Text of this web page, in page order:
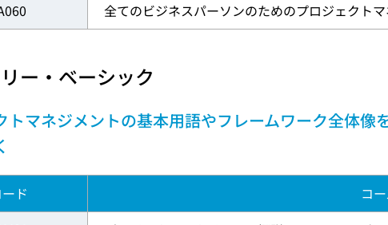
全てのビジネスパーソンのためのプロジェクト
ー・ベーシック
トマネジメントの基本用語やフレームワーク全体像
ド
コ